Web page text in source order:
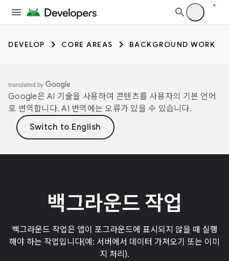
DEVELOP CORE AREAS BACKGROUND WORK
Google은 AI 기술을 사용하여 콘텐츠를 사용자의 기본 언어
로 번역합니다. AI 번역에는 오류가 있을 수 있습니다.
백그라운드 작업
백그라운드 작업은 앱이 포그라운드에 표시되지 않을 때 실행
해야 하는 작업입니다(예: 서버에서 데이터 가져오기 또는 이미
지 처리).